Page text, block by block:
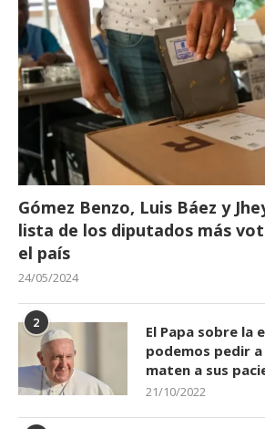
Gómez Benzo, Luis Báez y
lista de los diputados más
el país
24/05/2024
2
El Papa sobre la
podemos pedir
maten a sus
21/10/2022